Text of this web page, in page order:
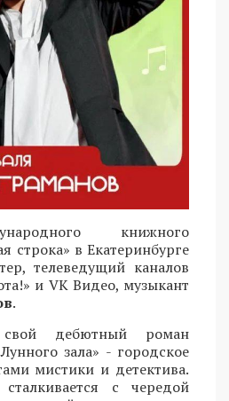
книжного
строка» в Екатеринбурге
телеведущий каналов
и VK Видео, музыкант
.
дебютный роман
зала» - городское
мистики и детектива.
с чередой